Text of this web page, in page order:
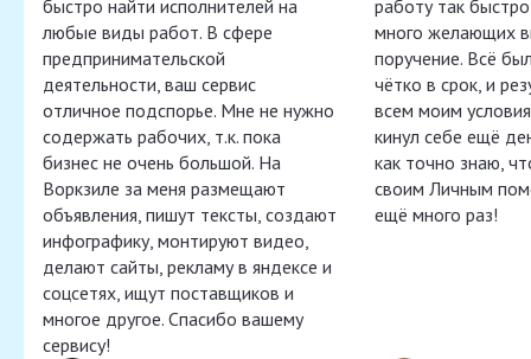
быстро найти исполнителей на
любые виды работ. В сфере
предпринимательской
деятельности, ваш сервис
отличное подспорье. Мне не нужно
содержать рабочих, т.к. пока
бизнес не очень большой. На
Воркзиле за меня размещают
объявления, пишут тексты, создают
инфографику, монтируют видео,
делают сайты, рекламу в яндексе и
соцсетях, ищут поставщиков и
многое другое. Спасибо вашему
сервису!
работу так
много желающих
поручение. Всё
чётко в срок, и
всем моим
кинул себе ещё
как точно знаю,
своим Личным
ещё много раз!